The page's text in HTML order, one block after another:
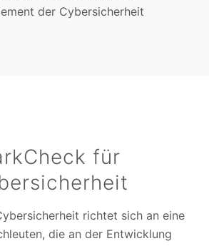
der Cybersicherheit
für
richtet sich an eine
die an der Entwicklung